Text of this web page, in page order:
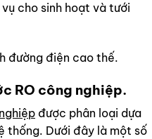
cho sinh hoạt và tưới
đường điện cao thế.
RO công nghiệp.
được phân loại dựa
thống. Dưới đây là một số